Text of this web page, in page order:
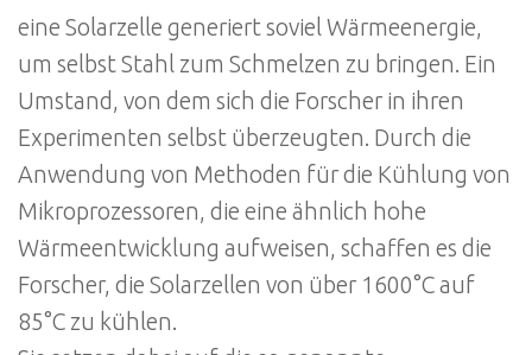
eine Solarzelle generiert soviel Wärmeenergie,
um selbst Stahl zum Schmelzen zu bringen. Ein
Umstand, von dem sich die Forscher in ihren
Experimenten selbst überzeugten. Durch die
Anwendung von Methoden für die Kühlung von
Mikroprozessoren, die eine ähnlich hohe
Wärmeentwicklung aufweisen, schaffen es die
Forscher, die Solarzellen von über 1600°C auf
85°C zu kühlen.